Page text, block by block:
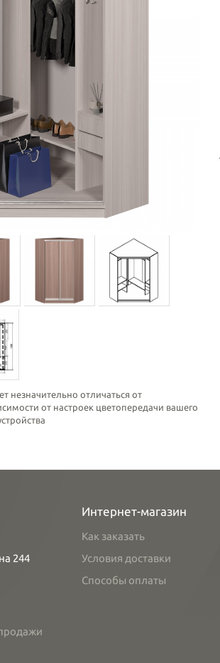
незначительно отличаться от
от настроек цветопередачи вашего
244
Интернет-магазин
Как заказать
Условия доставки
Способы оплаты